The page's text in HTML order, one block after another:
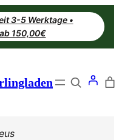
3-5 Werktage •
150,00€
Search